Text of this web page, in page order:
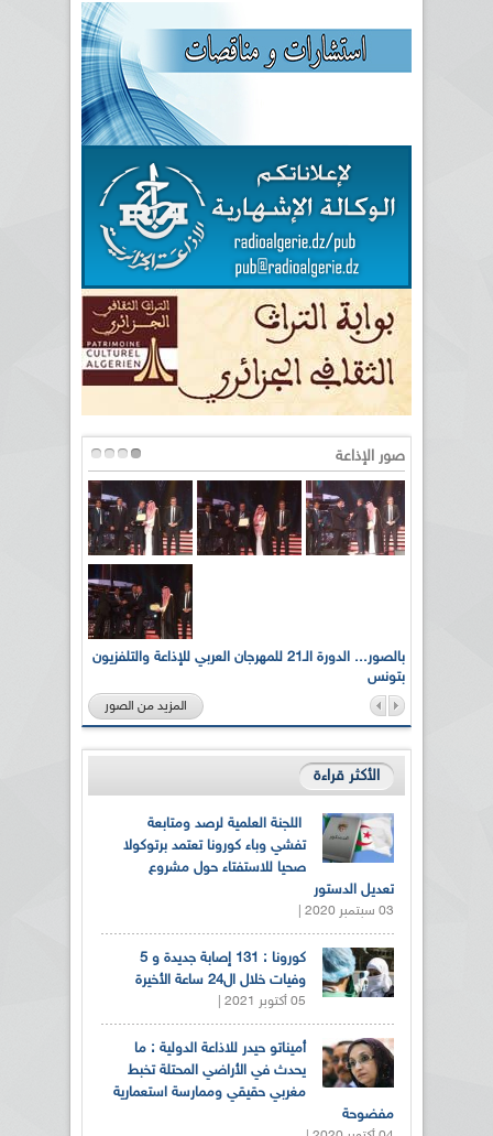
صور الإذاعة
بالصور... الدورة الـ21 للمهرجان العربي للإذاعة والتلفزيون
بتونس
المزيد من الصور
الأكثر قراءة
اللجنة العلمية لرصد ومتابعة
تفشي وباء كورونا تعتمد برتوكولا
صحيا للاستفتاء حول مشروع
تعديل الدستور
03 سبتمبر 2020 |
كورونا : 131 إصابة جديدة و 5
وفيات خلال ال24 ساعة الأخيرة
05 أكتوبر 2021 |
أميناتو حيدر للاذاعة الدولية : ما
يحدث في الأراضي المحتلة تخبط
مغربي حقيقي وممارسة استعمارية
مفضوحة